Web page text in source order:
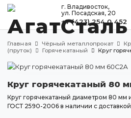
г. Владивосток,
ул. Посадская, 20
+7 (423) 254 0 452
КАТАЛОГ
МЕТАЛЛООБРАБОТКА
ДОСТАВКА И ОПЛАТА
КОНТАКТЫ
Главная Чёрный металлопрокат
(пруток)
Горячекатаный Круг
Круг горячекатаный 80
Круг горячекатаный диаметром 80 мм
ГОСТ 2590-2006 в наличии с